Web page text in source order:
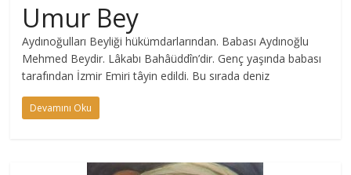
Umur Bey
Aydınoğulları Beyliği hükümdarlarından. Babası Aydınoğlu
Mehmed Beydir. Lâkabı Bahâüddîn’dir. Genç yaşında babası
tarafından İzmir Emiri tâyin edildi. Bu sırada deniz
Devamını Oku